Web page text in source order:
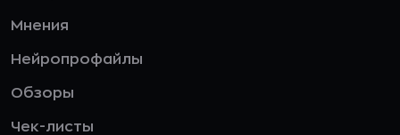
Мнения
Нейропрофайлы
Обзоры
Чек-листы